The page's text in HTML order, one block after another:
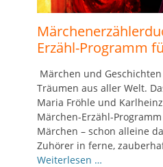
Erzähl-Programm
Märchen und
Träumen aus aller Welt.
Maria Fröhle und
Märchen-Erzähl-
Märchen – schon alleine
Zuhörer in ferne,
Weiterlesen …